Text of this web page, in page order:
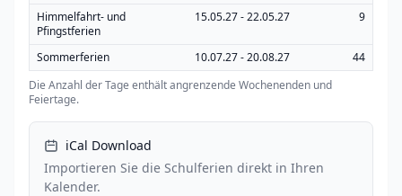
Himmelfahrt- und
Pfingstferien
15.05.27 - 22.05.27 9
Sommerferien 10.07.27 - 20.08.27
44
Die Anzahl der Tage enthält angrenzende Wochenenden und
Feiertage.
iCal Download
Importieren Sie die Schulferien direkt in Ihren
Kalender.